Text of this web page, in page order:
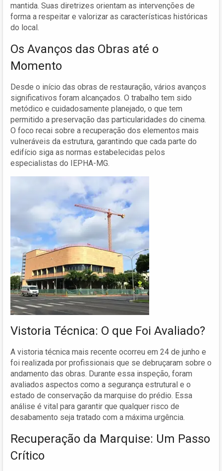
mantida. Suas diretrizes orientam as intervenções de
forma a respeitar e valorizar as características históricas
do local.
Os Avanços das Obras até o
Momento
Desde o início das obras de restauração, vários avanços
significativos foram alcançados. O trabalho tem sido
metódico e cuidadosamente planejado, o que tem
permitido a preservação das particularidades do cinema.
O foco recai sobre a recuperação dos elementos mais
vulneráveis da estrutura, garantindo que cada parte do
edifício siga as normas estabelecidas pelos
especialistas do IEPHA-MG.
Vistoria Técnica: O que Foi Avaliado?
A vistoria técnica mais recente ocorreu em 24 de junho e
foi realizada por profissionais que se debruçaram sobre o
andamento das obras. Durante essa inspeção, foram
avaliados aspectos como a segurança estrutural e o
estado de conservação da marquise do prédio. Essa
análise é vital para garantir que qualquer risco de
desabamento seja tratado com a máxima urgência.
Recuperação da Marquise: Um Passo
Crítico